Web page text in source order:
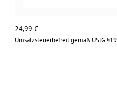
24,99 €
Umsatzsteuerbefreit gemäß UStG §19